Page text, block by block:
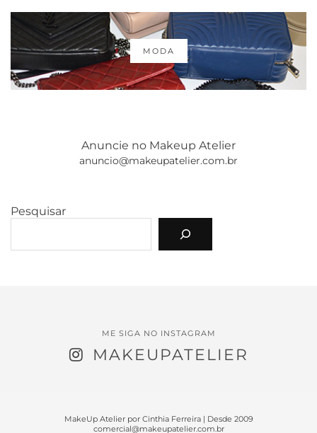
MODA
Anuncie no Makeup Atelier
anuncio@makeupatelier.com.br
Pesquisar
ME SIGA NO INSTAGRAM
MAKEUPATELIER
MakeUp Atelier por Cinthia Ferreira | Desde 2009
comercial@makeupatelier.com.br